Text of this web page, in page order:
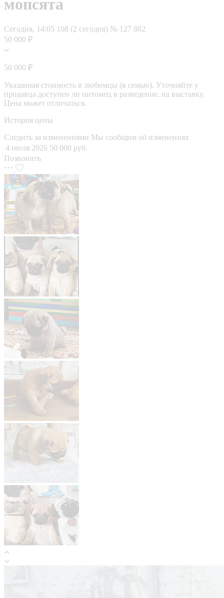
мопсята
Сегодня, 14:05 108 (2 сегодня) № 127 882
50 000 ₽
50 000 ₽
Указанная стоимость в любимцы (в семью). Уточняйте у
продавца доступен ли питомец в разведение, на выставку.
Цена может отличаться.
История цены
Следить за изменениями Мы сообщим об изменениях
4 июля 2026 50 000 руб.
Позвонить